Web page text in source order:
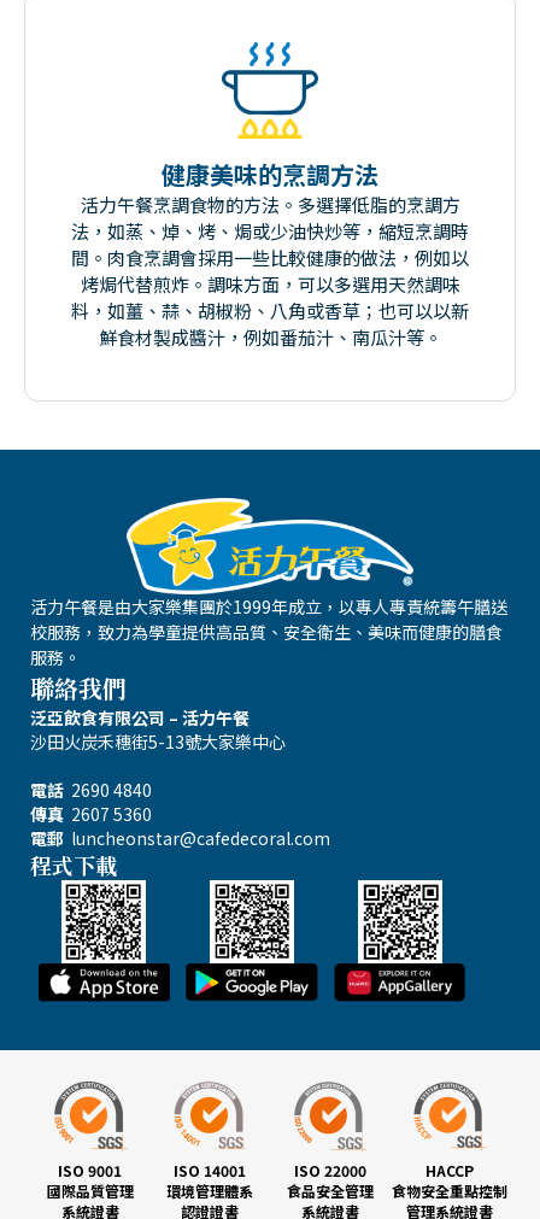
健康美味的烹調方法
活力午餐烹調食物的方法。多選擇低脂的烹調方
法，如蒸、焯、烤、焗或少油快炒等，縮短烹調時
間。肉食烹調會採用一些比較健康的做法，例如以
烤焗代替煎炸。調味方面，可以多選用天然調味
料，如薑、蒜、胡椒粉、八角或香草；也可以以新
鮮食材製成醬汁，例如番茄汁、南瓜汁等。
活力午餐是由大家樂集團於1999年成立，以專人專責統籌午膳送
校服務，致力為學童提供高品質、安全衛生、美味而健康的膳食
服務。
聯絡我們
泛亞飲食有限公司 – 活力午餐
沙田火炭禾穗街5-13號大家樂中心
電話 2690 4840
傳真 2607 5360
電郵 luncheonstar@cafedecoral.com
程式下載
ISO 9001
國際品質管理
系統證書
ISO 14001
環境管理體系
認證證書
ISO 22000
食品安全管理
系統證書
HACCP
食物安全重點控制
管理系統證書